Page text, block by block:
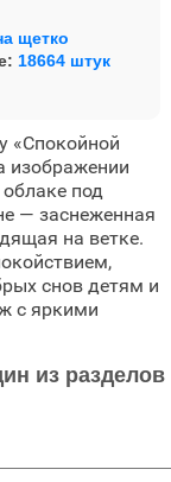
щетко
18664 штук
«Спокойной
изображении
под
— заснеженная
на ветке.
снов детям и
с яркими
из разделов